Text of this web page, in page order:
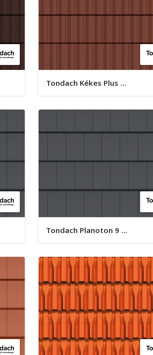
Tondach Kékes Plus ...
Tondach Planoton 9 ...